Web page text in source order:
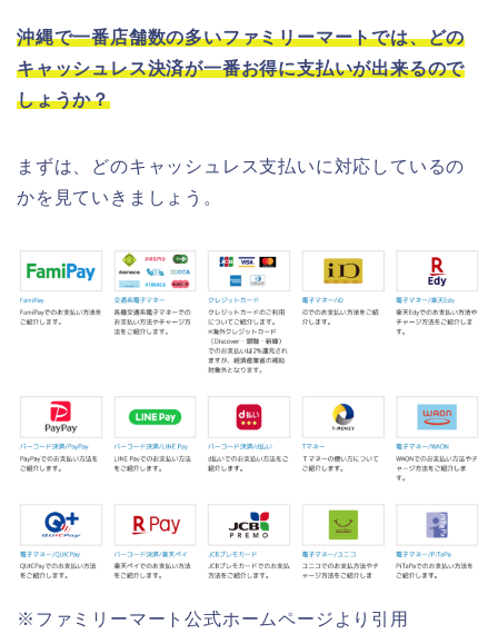
沖縄で一番店舗数の多いファミリーマートでは、どの
キャッシュレス決済が一番お得に支払いが出来るので
しょうか？
まずは、どのキャッシュレス支払いに対応しているの
かを見ていきましょう。
※ファミリーマート公式ホームページより引用